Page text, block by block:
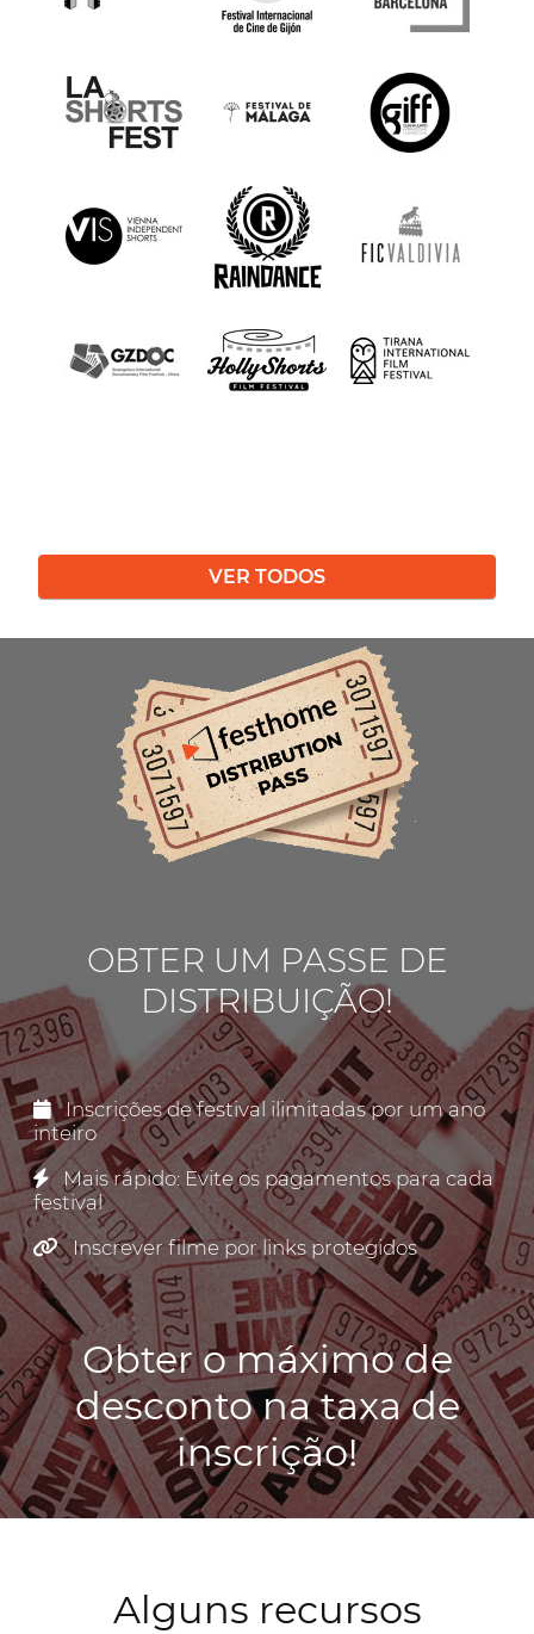
VER TODOS
OBTER UM PASSE DE
DISTRIBUIÇÃO!
Inscrições de festival ilimitadas por um ano
inteiro
Mais rápido: Evite os pagamentos para cada
festival
Inscrever filme por links protegidos
Obter o máximo de
desconto na taxa de
inscrição!
Alguns recursos